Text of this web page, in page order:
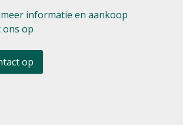
informatie en aankoop
ons op
op